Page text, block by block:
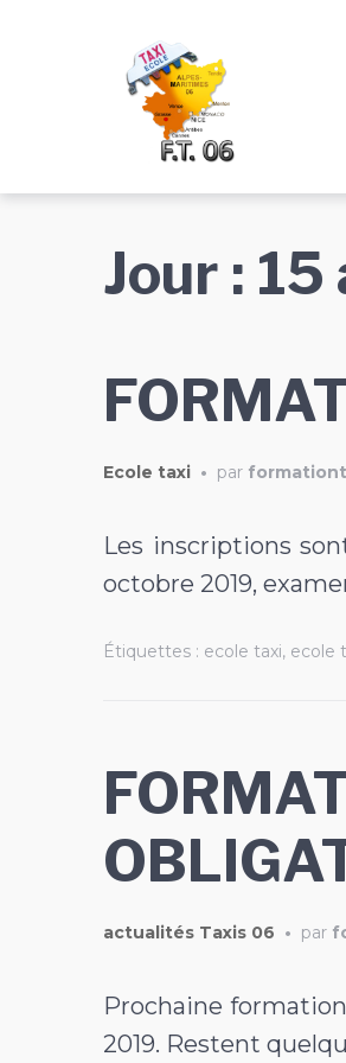
Jour : 15
Ecole taxi • par
Les inscriptions
octobre 2019,
Étiquettes : ecole taxi, ecole
actualités Taxis 06 • par
Prochaine
2019. Restent